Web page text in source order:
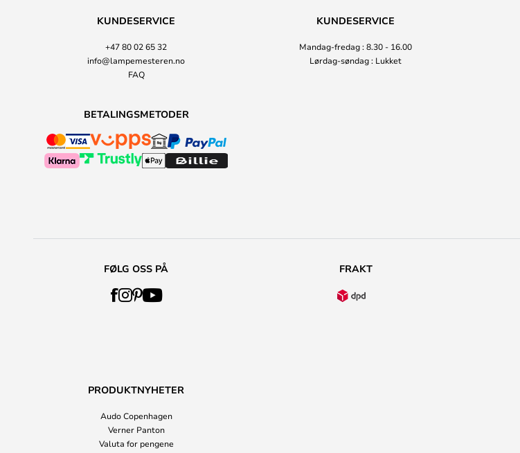
KUNDESERVICE
+47 80 02 65 32
info@lampemesteren.no
FAQ
KUNDESERVICE
Mandag-fredag : 8.30 - 16.00
Lørdag-søndag : Lukket
BETALINGSMETODER
FØLG OSS PÅ FRAKT
PRODUKTNYHETER
Audo Copenhagen
Verner Panton
Valuta for pengene